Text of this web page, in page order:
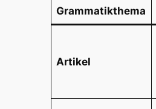
Grammatikthema
Artikel